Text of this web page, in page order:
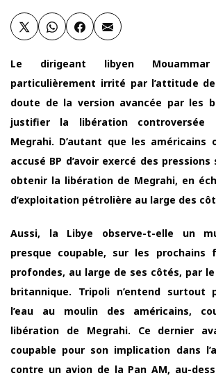
Le dirigeant libyen
particulièrement irrité par l’attitude
doute de la version avancée par les
justifier la libération controversée
Megrahi. D’autant que les américains
accusé BP d’avoir exercé des
obtenir la libération de Megrahi, en
d’exploitation pétrolière au large des
Aussi, la Libye observe-t-elle un
presque coupable, sur les prochains
profondes, au large de ses côtés, par
britannique. Tripoli n’entend surtout
l’eau au moulin des américains,
libération de Megrahi. Ce dernier
coupable pour son implication dans
contre un avion de la Pan AM, au-